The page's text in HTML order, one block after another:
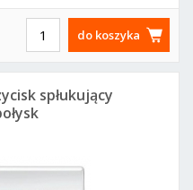
do koszyka
spłukujący